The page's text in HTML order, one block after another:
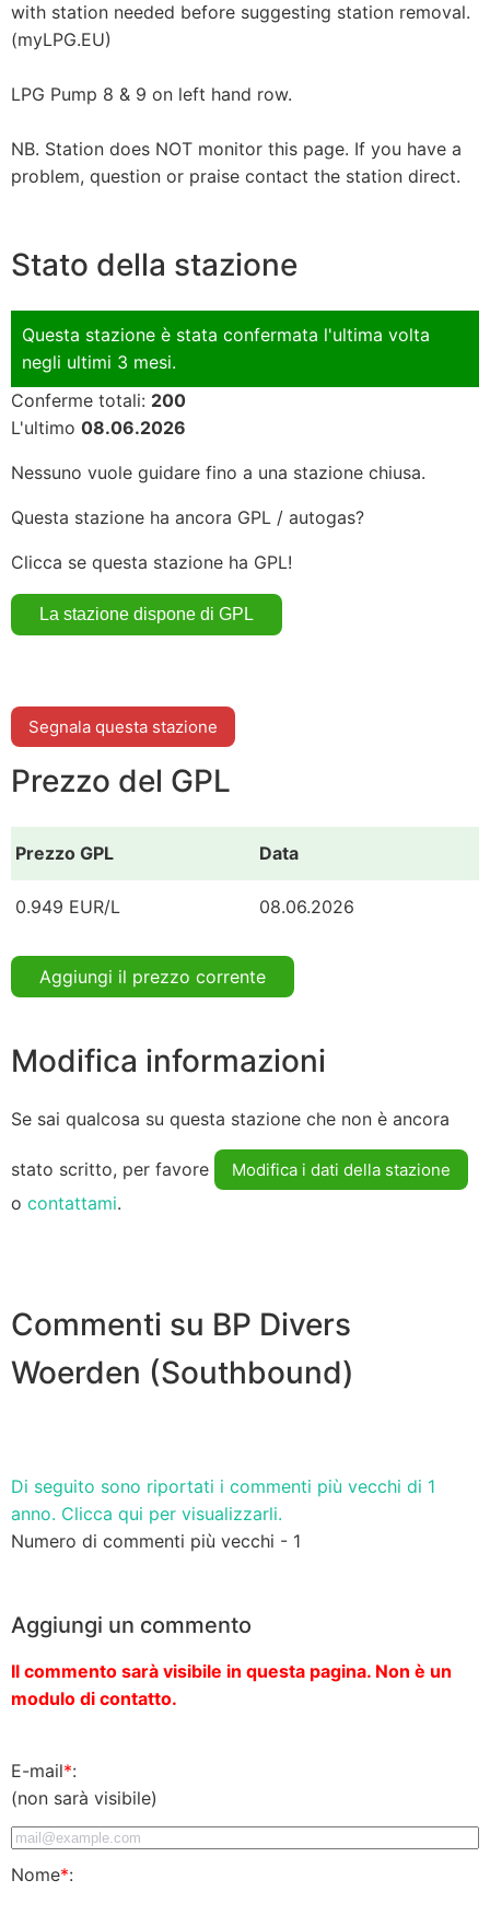
with station needed before suggesting station removal.
(myLPG.EU)
LPG Pump 8 & 9 on left hand row.
NB. Station does NOT monitor this page. If you have a
problem, question or praise contact the station direct.
Stato della stazione
Questa stazione è stata confermata l'ultima volta
negli ultimi 3 mesi.
Conferme totali: 200
L'ultimo 08.06.2026
Nessuno vuole guidare fino a una stazione chiusa.
Questa stazione ha ancora GPL / autogas?
Clicca se questa stazione ha GPL!
Segnala questa stazione
Prezzo del GPL
Prezzo GPL Data
0.949 EUR/L 08.06.2026
Aggiungi il prezzo corrente
Modifica informazioni
Se sai qualcosa su questa stazione che non è ancora
stato scritto, per favore Modifica i dati della stazione
o contattami.
Commenti su BP Divers
Woerden (Southbound)
Di seguito sono riportati i commenti più vecchi di 1
anno. Clicca qui per visualizzarli.
Numero di commenti più vecchi - 1
Aggiungi un commento
Il commento sarà visibile in questa pagina. Non è un
modulo di contatto.
E-mail*:
(non sarà visibile)
Nome*: